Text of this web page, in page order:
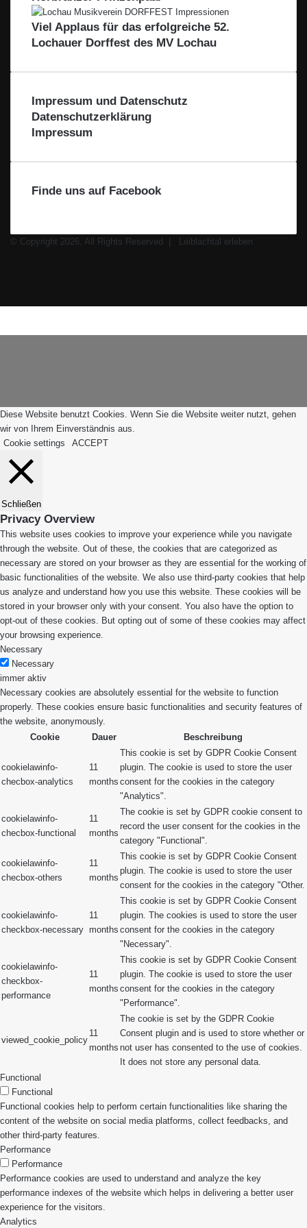
R
e
g
o
L
e
i
l
c
h
a
Viel Applaus für das erfolgreiche 52.
Lochauer Dorffest des MV Lochau
Impressum und Datenschutz
Datenschutzerklärung
Impressum
Finde uns auf Facebook
© Copyright 2026, All Rights Reserved |
Leiblachtal erleben
Diese Website benutzt Cookies. Wenn Sie die Website weiter nutzt, gehen
wir von Ihrem Einverständnis aus.
Cookie settings
ACCEPT
Schließen
Privacy Overview
This website uses cookies to improve your experience while you navigate
through the website. Out of these, the cookies that are categorized as
necessary are stored on your browser as they are essential for the working of
basic functionalities of the website. We also use third-party cookies that help
us analyze and understand how you use this website. These cookies will be
stored in your browser only with your consent. You also have the option to
opt-out of these cookies. But opting out of some of these cookies may affect
your browsing experience.
Necessary
Necessary
immer aktiv
Necessary cookies are absolutely essential for the website to function
properly. These cookies ensure basic functionalities and security features of
the website, anonymously.
Cookie
Dauer Beschreibung
cookielawinfo-
checbox-analytics
11
months
This cookie is set by GDPR Cookie Consent
plugin. The cookie is used to store the user
consent for the cookies in the category
"Analytics".
cookielawinfo-
checbox-functional
11
months
The cookie is set by GDPR cookie consent to
record the user consent for the cookies in the
category "Functional".
cookielawinfo-
checbox-others
11
months
This cookie is set by GDPR Cookie Consent
plugin. The cookie is used to store the user
consent for the cookies in the category "Other.
cookielawinfo-
checkbox-necessary
11
months
This cookie is set by GDPR Cookie Consent
plugin. The cookies is used to store the user
consent for the cookies in the category
"Necessary".
cookielawinfo-
checkbox-
performance
11
months
This cookie is set by GDPR Cookie Consent
plugin. The cookie is used to store the user
consent for the cookies in the category
"Performance".
viewed_cookie_policy
11
months
The cookie is set by the GDPR Cookie
Consent plugin and is used to store whether or
not user has consented to the use of cookies.
It does not store any personal data.
Functional
Functional
Functional cookies help to perform certain functionalities like sharing the
content of the website on social media platforms, collect feedbacks, and
other third-party features.
Performance
Performance
Performance cookies are used to understand and analyze the key
performance indexes of the website which helps in delivering a better user
experience for the visitors.
Analytics